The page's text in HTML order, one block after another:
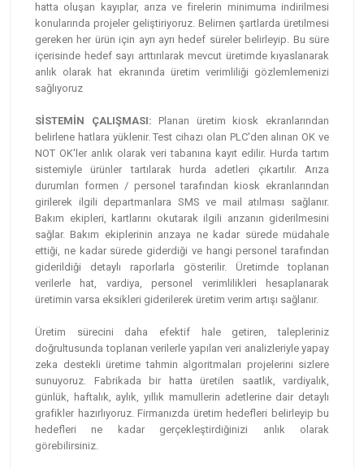
hatta oluşan kayıplar, arıza ve firelerin minimuma indirilmesi
konularında projeler geliştiriyoruz. Belirnen şartlarda üretilmesi
gereken her ürün için ayrı ayrı hedef süreler belirleyip. Bu süre
içerisinde hedef sayı arttırılarak mevcut üretimde kıyaslanarak
anlık olarak hat ekranında üretim verimliliği gözlemlemenizi
sağlıyoruz
SİSTEMİN ÇALIŞMASI: Planan üretim kiosk ekranlarından
belirlene hatlara yüklenir. Test cihazı olan PLC'den alınan OK ve
NOT OK'ler anlık olarak veri tabanına kayıt edilir. Hurda tartım
sistemiyle ürünler tartılarak hurda adetleri çıkartılır. Arıza
durumları formen / personel tarafından kiosk ekranlarından
girilerek ilgili departmanlara SMS ve mail atılması sağlanır.
Bakım ekipleri, kartlarını okutarak ilgili arızanın giderilmesini
sağlar. Bakım ekiplerinin arızaya ne kadar sürede müdahale
ettiği, ne kadar sürede giderdiği ve hangi personel tarafından
giderildiği detaylı raporlarla gösterilir. Üretimde toplanan
verilerle hat, vardiya, personel verimlilikleri hesaplanarak
üretimin varsa eksikleri giderilerek üretim verim artışı sağlanır.
Üretim sürecini daha efektif hale getiren, talepleriniz
doğrultusunda toplanan verilerle yapılan veri analizleriyle yapay
zeka destekli üretime tahmin algoritmaları projelerini sizlere
sunuyoruz. Fabrikada bir hatta üretilen saatlik, vardiyalık,
günlük, haftalık, aylık, yıllık mamullerin adetlerine dair detaylı
grafikler hazırlıyoruz. Firmanızda üretim hedefleri belirleyip bu
hedefleri ne kadar gerçekleştirdiğinizi anlık olarak
görebilirsiniz.